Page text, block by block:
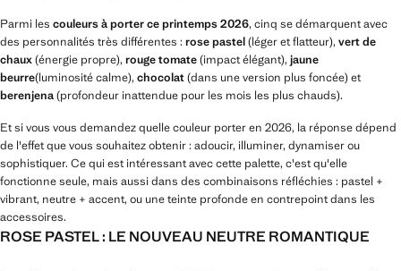
Parmi les couleurs à porter ce printemps 2026, cinq se démarquent avec
des personnalités très différentes : rose pastel(léger et flatteur), vert de
chaux(énergie propre), rouge tomate(impact élégant), jaune
beurre(luminosité calme), chocolat(dans une version plus foncée) et
berenjena(profondeur inattendue pour les mois les plus chauds).
Et si vous vous demandez quelle couleur porter en 2026, la réponse dépend
de l'effet que vous souhaitez obtenir : adoucir, illuminer, dynamiser ou
sophistiquer. Ce qui est intéressant avec cette palette, c'est qu'elle
fonctionne seule, mais aussi dans des combinaisons réfléchies : pastel +
vibrant, neutre + accent, ou une teinte profonde en contrepoint dans les
accessoires.
ROSE PASTEL : LE NOUVEAU NEUTRE ROMANTIQUE